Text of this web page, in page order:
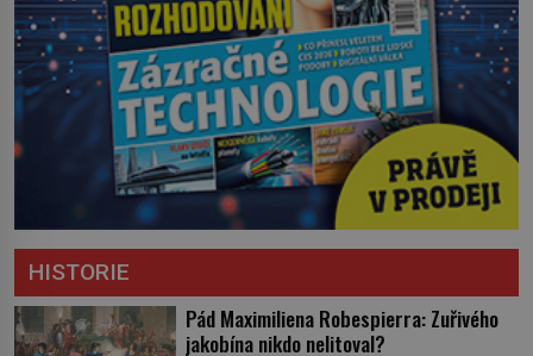
HISTORIE
Pád Maximiliena Robespierra: Zuřivého
jakobína nikdo nelitoval?